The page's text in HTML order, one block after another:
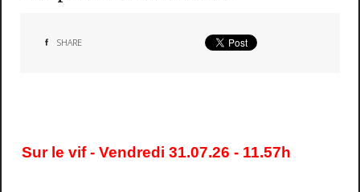
SHARE
Sur le vif - Vendredi 31.07.26 - 11.57h